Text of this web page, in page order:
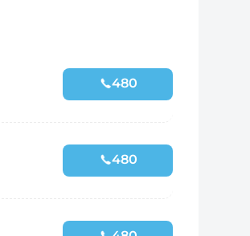
480
480